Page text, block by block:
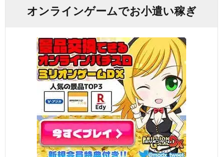
オンラインゲームでお小遣い稼ぎ